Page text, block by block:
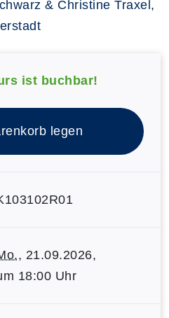
& Christine Traxel,
ist buchbar!
legen
, 21.09.2026,
18:00 Uhr